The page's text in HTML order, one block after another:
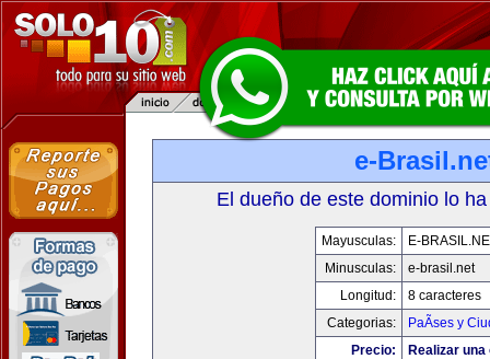
e-
El dueño de este dominio lo
Mayusculas:
E-
Minusculas:
e-brasil.net
Longitud:
8 caracteres
Categorias:
PaÃ­ses y
Precio:
Realizar